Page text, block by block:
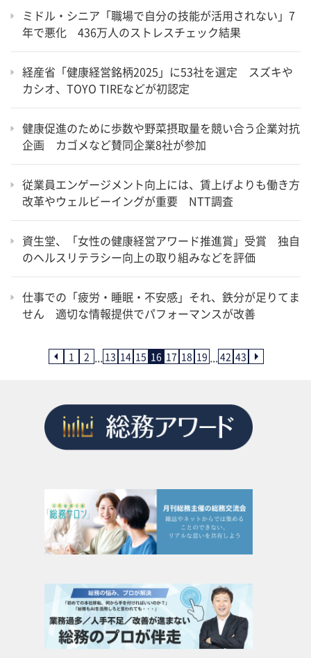
ミドル・シニア「職場で自分の技能が活用されない」7
年で悪化 436万人のストレスチェック結果
経産省「健康経営銘柄2025」に53社を選定 スズキや
カシオ、TOYO TIREなどが初認定
健康促進のために歩数や野菜摂取量を競い合う企業対抗
企画 カゴメなど賛同企業8社が参加
従業員エンゲージメント向上には、賃上げよりも働き方
改革やウェルビーイングが重要 NTT調査
資生堂、「女性の健康経営アワード推進賞」受賞 独自
のヘルスリテラシー向上の取り組みなどを評価
仕事での「疲労・睡眠・不安感」それ、鉄分が足りてま
せん 適切な情報提供でパフォーマンスが改善
1 2 ... 13 14 15 16 17 18 19 ...42 43